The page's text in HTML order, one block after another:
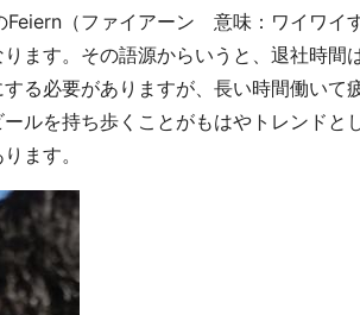
Feiern（ファイアーン 意味：ワイワ
ます。その語源からいうと、退社時間
る必要がありますが、長い時間働いて
ルを持ち歩くことがもはやトレンドと
ます。